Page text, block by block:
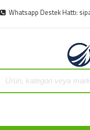
Whatsapp Destek Hattı: